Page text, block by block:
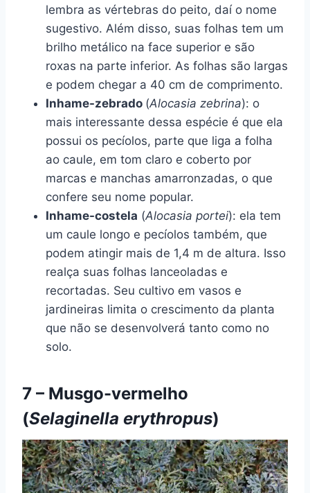
lembra as vértebras do peito, daí o nome
sugestivo. Além disso, suas folhas tem um
brilho metálico na face superior e são
roxas na parte inferior. As folhas são largas
e podem chegar a 40 cm de comprimento.
Inhame-zebrado (Alocasia zebrina): o
mais interessante dessa espécie é que ela
possui os pecíolos, parte que liga a folha
ao caule, em tom claro e coberto por
marcas e manchas amarronzadas, o que
confere seu nome popular.
Inhame-costela (Alocasia portei): ela tem
um caule longo e pecíolos também, que
podem atingir mais de 1,4 m de altura. Isso
realça suas folhas lanceoladas e
recortadas. Seu cultivo em vasos e
jardineiras limita o crescimento da planta
que não se desenvolverá tanto como no
solo.
7 – Musgo-vermelho
(Selaginella erythropus)